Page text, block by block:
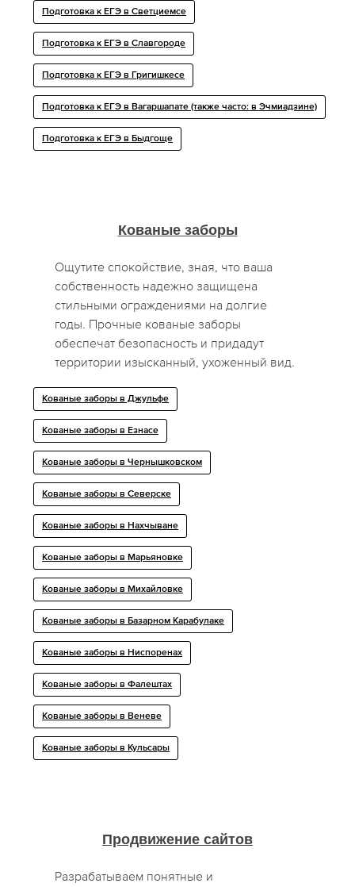
Подготовка к ЕГЭ в Светциемсе
Подготовка к ЕГЭ в Славгороде
Подготовка к ЕГЭ в Григишкесе
Подготовка к ЕГЭ в Вагаршапате (также часто: в Эчмиадзине)
Подготовка к ЕГЭ в Быдгоще
Кованые заборы
Ощутите спокойствие, зная, что ваша
собственность надежно защищена
стильными ограждениями на долгие
годы. Прочные кованые заборы
обеспечат безопасность и придадут
территории изысканный, ухоженный вид.
Кованые заборы в Джульфе
Кованые заборы в Езнасе
Кованые заборы в Чернышковском
Кованые заборы в Северске
Кованые заборы в Нахчыване
Кованые заборы в Марьяновке
Кованые заборы в Михайловке
Кованые заборы в Базарном Карабулаке
Кованые заборы в Ниспоренах
Кованые заборы в Фалештах
Кованые заборы в Веневе
Кованые заборы в Кульсары
Продвижение сайтов
Разрабатываем понятные и